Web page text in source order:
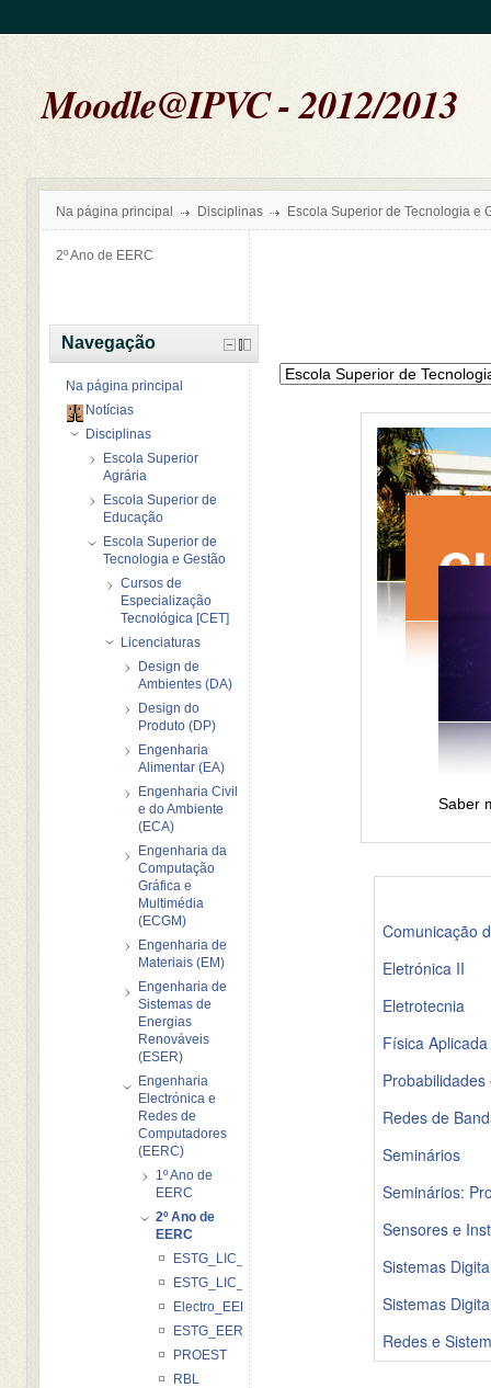
Moodle@IPVC - 2012/2013
Na página principal Disciplinas Escola Superior de Tecnologia e
2º Ano de EERC
Saber
Comunicação
Eletrónica II
Eletrotecnia
Física Aplicada
Redes de
Seminários
Seminários:
Sensores e
Sistemas
Sistemas
Redes e
Navegação
Na página principal
Notícias
Disciplinas
Escola Superior
Agrária
Escola Superior de
Educação
Escola Superior de
Tecnologia e Gestão
Cursos de
Especialização
Tecnológica [CET]
Licenciaturas
Design de
Ambientes (DA)
Design do
Produto (DP)
Engenharia
Alimentar (EA)
Engenharia Civil
e do Ambiente
(ECA)
Engenharia da
Computação
Gráfica e
Multimédia
(ECGM)
Engenharia de
Materiais (EM)
Engenharia de
Sistemas de
Energias
Renováveis
(ESER)
Engenharia
Electrónica e
Redes de
Computadores
(EERC)
1º Ano de
EERC
2º Ano de
EERC
ESTG_LIC_EERC_CD
ESTG_LIC_EERC_EII_20122013
Electro_EERC_2013
ESTG_EERC_FA
PROEST
RBL